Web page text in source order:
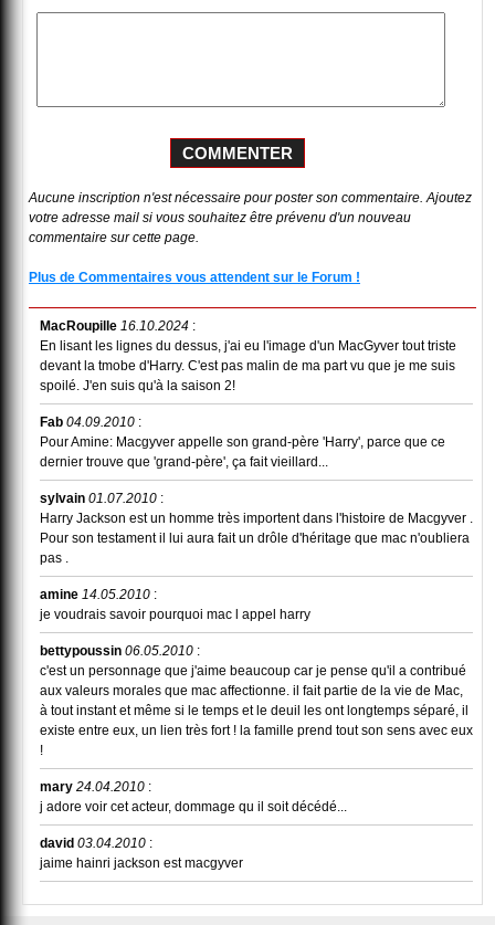
Aucune inscription n'est nécessaire pour poster son commentaire. Ajoutez
votre adresse mail si vous souhaitez être prévenu d'un nouveau
commentaire sur cette page.
Plus de Commentaires vous attendent sur le Forum !
MacRoupille 16.10.2024 :
En lisant les lignes du dessus, j'ai eu l'image d'un MacGyver tout triste
devant la tmobe d'Harry. C'est pas malin de ma part vu que je me suis
spoilé. J'en suis qu'à la saison 2!
Fab 04.09.2010 :
Pour Amine: Macgyver appelle son grand-père 'Harry', parce que ce
dernier trouve que 'grand-père', ça fait vieillard...
sylvain 01.07.2010 :
Harry Jackson est un homme très importent dans l'histoire de Macgyver .
Pour son testament il lui aura fait un drôle d'héritage que mac n'oubliera
pas .
amine 14.05.2010 :
je voudrais savoir pourquoi mac l appel harry
bettypoussin 06.05.2010 :
c'est un personnage que j'aime beaucoup car je pense qu'il a contribué
aux valeurs morales que mac affectionne. il fait partie de la vie de Mac,
à tout instant et même si le temps et le deuil les ont longtemps séparé, il
existe entre eux, un lien très fort ! la famille prend tout son sens avec eux
!
mary 24.04.2010 :
j adore voir cet acteur, dommage qu il soit décédé...
david 03.04.2010 :
jaime hainri jackson est macgyver